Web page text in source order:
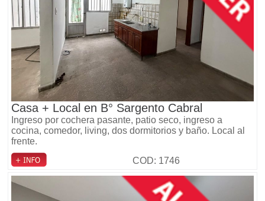
Casa + Local en B° Sargento Cabral
Ingreso por cochera pasante, patio seco, ingreso a
cocina, comedor, living, dos dormitorios y baño. Local al
frente.
COD: 1746